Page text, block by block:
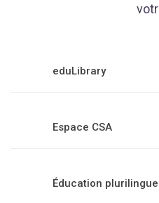
eduLibrary
Espace CSA
Éducation plurilingue